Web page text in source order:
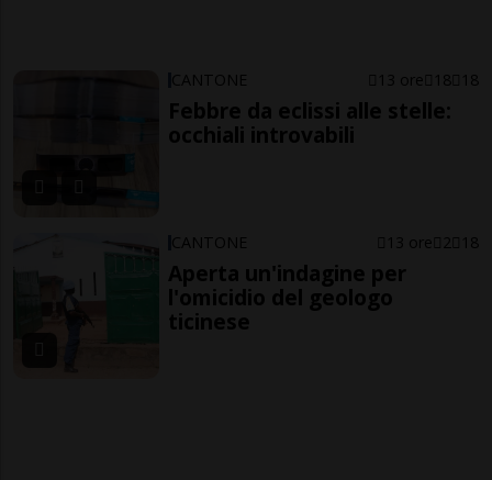
CANTONE 13 ore 18 18
Febbre da eclissi alle stelle:
occhiali introvabili
CANTONE 13 ore 2 18
Aperta un'indagine per
l'omicidio del geologo
ticinese